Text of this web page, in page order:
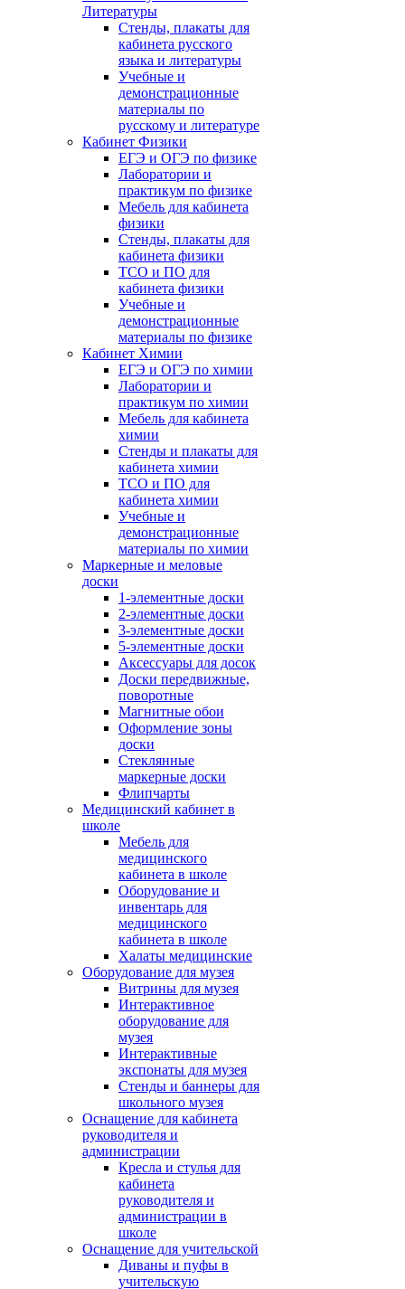
Литературы
Стенды, плакаты для
кабинета русского
языка и литературы
Учебные и
демонстрационные
материалы по
русскому и литературе
Кабинет Физики
ЕГЭ и ОГЭ по физике
Лаборатории и
практикум по физике
Мебель для кабинета
физики
Стенды, плакаты для
кабинета физики
ТСО и ПО для
кабинета физики
Учебные и
демонстрационные
материалы по физике
Кабинет Химии
ЕГЭ и ОГЭ по химии
Лаборатории и
практикум по химии
Мебель для кабинета
химии
Стенды и плакаты для
кабинета химии
ТСО и ПО для
кабинета химии
Учебные и
демонстрационные
материалы по химии
Маркерные и меловые
доски
1-элементные доски
2-элементные доски
3-элементные доски
5-элементные доски
Аксессуары для досок
Доски передвижные,
поворотные
Магнитные обои
Оформление зоны
доски
Стеклянные
маркерные доски
Флипчарты
Медицинский кабинет в
школе
Мебель для
медицинского
кабинета в школе
Оборудование и
инвентарь для
медицинского
кабинета в школе
Халаты медицинские
Оборудование для музея
Витрины для музея
Интерактивное
оборудование для
музея
Интерактивные
экспонаты для музея
Стенды и баннеры для
школьного музея
Оснащение для кабинета
руководителя и
администрации
Кресла и стулья для
кабинета
руководителя и
администрации в
школе
Оснащение для учительской
Диваны и пуфы в
учительскую